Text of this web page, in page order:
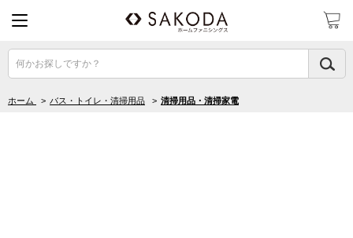
何かお探しですか？
ホーム > バス・トイレ・清掃用品 > 清掃用品・清掃家電